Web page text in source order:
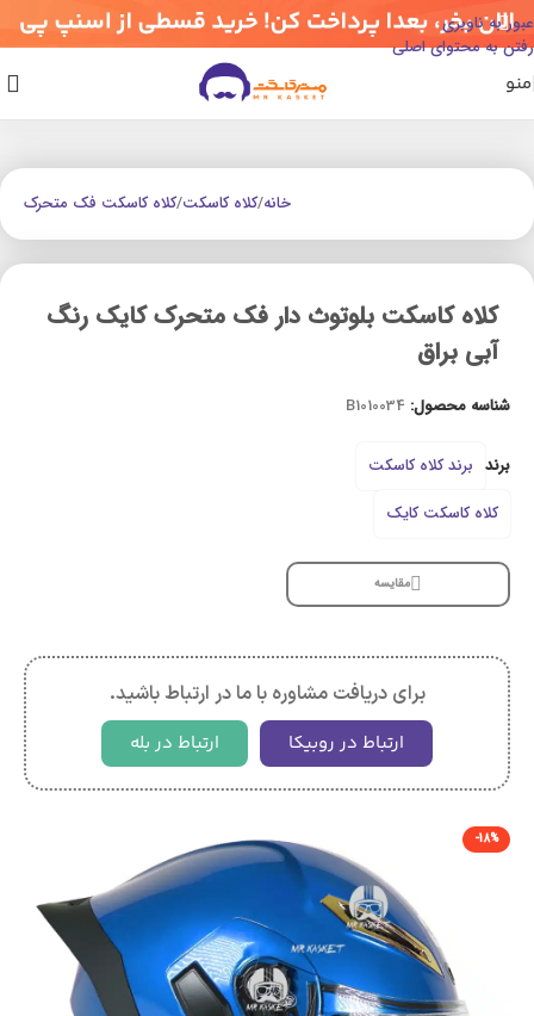
عبور به ناوبری
رفتن به محتوای اصلی
منو
خانه/کلاه کاسکت/کلاه کاسکت فک متحرک
کلاه کاسکت بلوتوث دار فک متحرک کایک رنگ
آبی براق
شناسه محصول: B1010034
برند برند کلاه کاسکت
کلاه کاسکت کایک
مقایسه
برای دریافت مشاوره با ما در ارتباط باشید.
ارتباط در روبیکا ارتباط در بله
-18%